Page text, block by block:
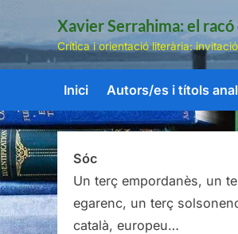
Skip
content
Xavier Serrahima: el racó
Crítica i orientació literària:
Inici Autors/es i títols
Sóc
Un terç empordanès, un
egarenc, un terç
català, europeu…